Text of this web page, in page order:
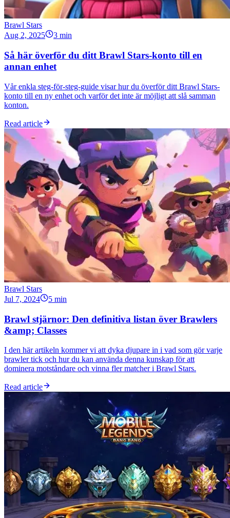
Brawl Stars
Aug 2, 2025
3 min
Så här överför du ditt Brawl Stars-konto till en
annan enhet
Vår enkla steg-för-steg-guide visar hur du överför ditt Brawl Stars-
konto till en ny enhet och varför det inte är möjligt att slå samman
konton.
Read article
Brawl Stars
Jul 7, 2024
5 min
Brawl stjärnor: Den definitiva listan över Brawlers
&amp; Classes
I den här artikeln kommer vi att dyka djupare in i vad som gör varje
brawler tick och hur du kan använda denna kunskap för att
dominera motståndare och vinna fler matcher i Brawl Stars.
Read article